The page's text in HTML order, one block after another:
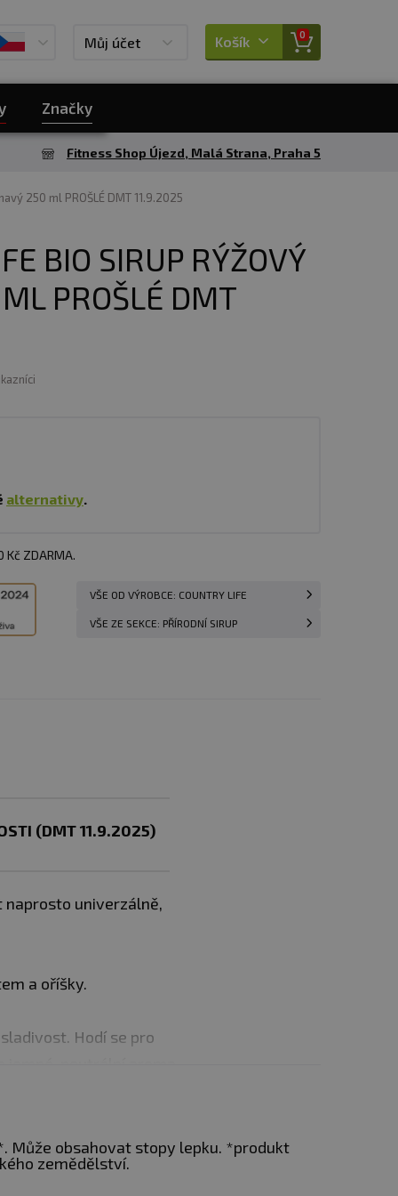
Můj účet Košík 0
Značky
Fitness Shop Újezd, Malá Strana, Praha 5
250 ml PROŠLÉ DMT 11.9.2025
BIO SIRUP RÝŽOVÝ
PROŠLÉ DMT
alternativy.
Kč ZDARMA.
VŠE OD VÝROBCE: COUNTRY LIFE
VŠE ZE SEKCE: PŘÍRODNÍ SIRUP
(DMT 11.9.2025)
naprosto univerzálně,
a oříšky.
Hodí se pro
Může obsahovat stopy lepku. *produkt
zemědělství.